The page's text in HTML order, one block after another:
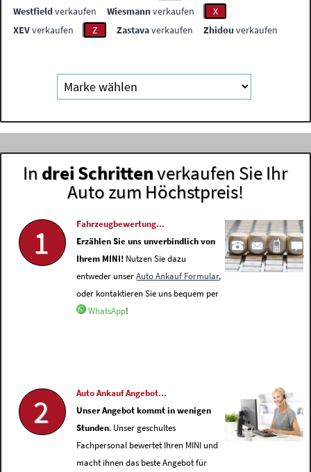
Westfieldverkaufen Wiesmannverkaufen
X
XEVverkaufen Z Zastavaverkaufen Zhidou verkaufen
In drei Schrittenverkaufen Sie Ihr
Auto zum Höchstpreis!
1
Fahrzeugbewertung...
Erzählen Sie uns unverbindlich von
Ihrem MINI! Nutzen Sie dazu
entweder unserAuto Ankauf Formular,
oder kontaktieren Sie uns bequem per
WhatsApp!
2
Auto Ankauf Angebot...
Unser Angebot kommt in wenigen
Stunden. Unser geschultes
Fachpersonal bewertet Ihren MINI und
macht ihnen das beste Angebot für